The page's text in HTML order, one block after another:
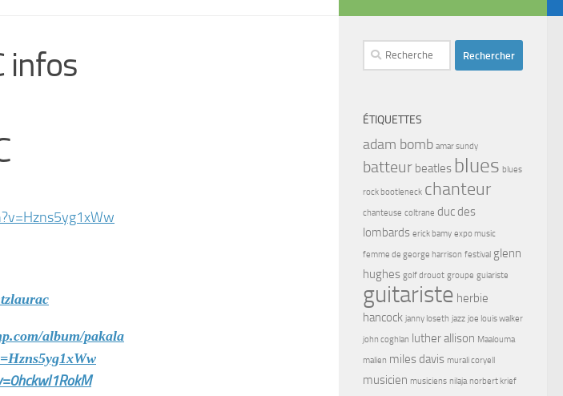
infos
album/pakala
Rechercher :
ÉTIQUETTES
adam bomb amar sundy
batteur beatles blues blues
rock bootleneck chanteur
chanteuse coltrane duc des
lombards erick bamy expo music
femme de george harrison festival glenn
hughes golf drouot groupe guiariste
guitariste herbie
hancock janny loseth jazz joe louis walker
john coghlan luther allison Maalouma
malien miles davis murali coryell
musicien musiciens nilaja norbert krief